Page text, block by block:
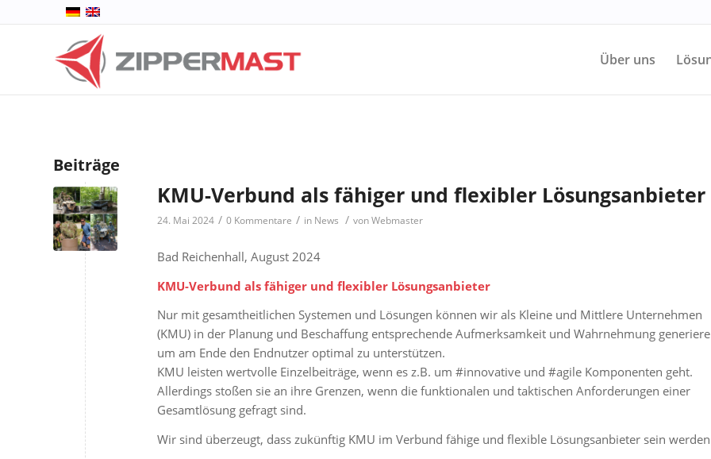
Über uns
Beiträge
KMU-Verbund als fähiger und flexibler Lösungsanbieter
24. Mai 2024 / 0 Kommentare / in News / vonWebmaster
Bad Reichenhall, August 2024
KMU-Verbund als fähiger und flexibler Lösungsanbieter
Nur mit gesamtheitlichen Systemen und Lösungen können wir als Kleine und Mittlere Unternehmen
(KMU) in der Planung und Beschaffung entsprechende Aufmerksamkeit und Wahrnehmung
um am Ende den Endnutzer optimal zu unterstützen.
KMU leisten wertvolle Einzelbeiträge, wenn es z.B. um #innovative und #agile Komponenten geht.
Allerdings stoßen sie an ihre Grenzen, wenn die funktionalen und taktischen Anforderungen einer
Gesamtlösung gefragt sind.
Wir sind überzeugt, dass zukünftig KMU im Verbund fähige und flexible Lösungsanbieter sein